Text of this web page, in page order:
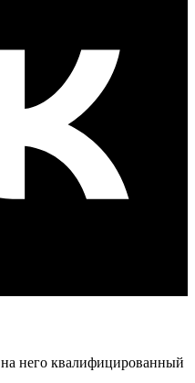
него квалифицированный